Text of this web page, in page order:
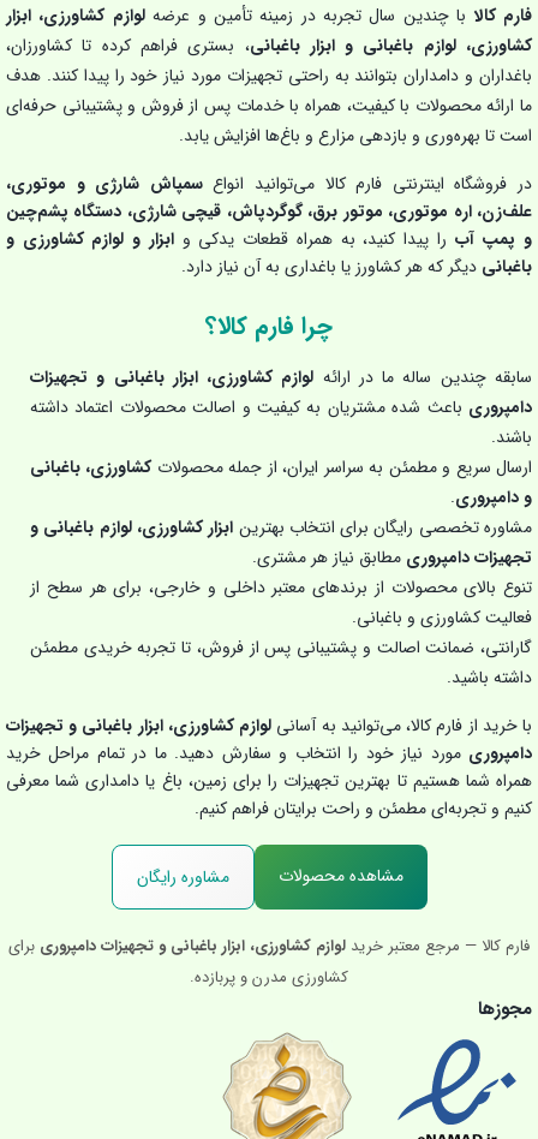
فارم کالا با چندین سال تجربه در زمینه تأمین و عرضهلوازم کشاورزی، ابزار
کشاورزی، لوازم باغبانی و ابزار باغبانی، بستری فراهم کرده تا کشاورزان،
باغداران و دامداران بتوانند به راحتی تجهیزات مورد نیاز خود را پیدا کنند. هدف
ما ارائه محصولات با کیفیت، همراه با خدمات پس از فروش و پشتیبانی حرفه‌ای
است تا بهره‌وری و بازدهی مزارع و باغ‌ها افزایش یابد.
در فروشگاه اینترنتی فارم کالا می‌توانید انواعسمپاش شارژی و موتوری،
علف‌زن، اره موتوری، موتور برق، گوگردپاش، قیچی شارژی، دستگاه پشم‌چین
و پمپ آب را پیدا کنید، به همراه قطعات یدکی وابزار و لوازم کشاورزی و
باغبانی دیگر که هر کشاورز یا باغداری به آن نیاز دارد.
چرا فارم کالا؟
سابقه چندین ساله ما در ارائه لوازم کشاورزی، ابزار باغبانی و تجهیزات
دامپروری باعث شده مشتریان به کیفیت و اصالت محصولات اعتماد داشته
باشند.
ارسال سریع و مطمئن به سراسر ایران، از جمله محصولاتکشاورزی، باغبانی
و دامپروری.
مشاوره تخصصی رایگان برای انتخاب بهترین ابزار کشاورزی، لوازم باغبانی و
تجهیزات دامپروری مطابق نیاز هر مشتری.
تنوع بالای محصولات از برندهای معتبر داخلی و خارجی، برای هر سطح از
فعالیت کشاورزی و باغبانی.
گارانتی، ضمانت اصالت و پشتیبانی پس از فروش، تا تجربه خریدی مطمئن
داشته باشید.
با خرید از فارم کالا، می‌توانید به آسانی لوازم کشاورزی، ابزار باغبانی و تجهیزات
دامپروری مورد نیاز خود را انتخاب و سفارش دهید. ما در تمام مراحل خرید
همراه شما هستیم تا بهترین تجهیزات را برای زمین، باغ یا دامداری شما معرفی
کنیم و تجربه‌ای مطمئن و راحت برایتان فراهم کنیم.
مشاهده محصولات مشاوره رایگان
فارم کالا — مرجع معتبر خرید لوازم کشاورزی، ابزار باغبانی و تجهیزات دامپروری برای
کشاورزی مدرن و پربازده.
مجوزها